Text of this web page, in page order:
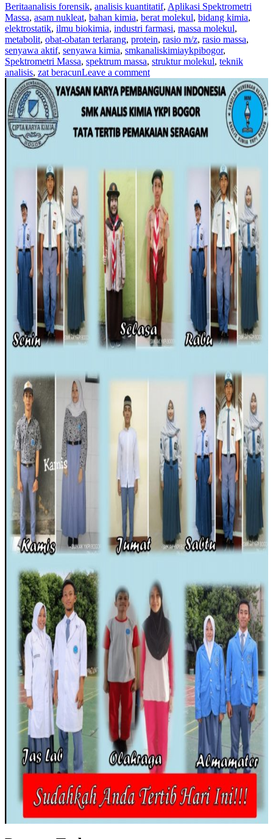
Beritaanalisis forensik, analisis kuantitatif, Aplikasi Spektrometri
Massa, asam nukleat, bahan kimia, berat molekul, bidang kimia,
elektrostatik, ilmu biokimia, industri farmasi, massa molekul,
metabolit, obat-obatan terlarang, protein, rasio m/z, rasio massa,
senyawa aktif, senyawa kimia, smkanaliskimiaykpibogor,
Spektrometri Massa, spektrum massa, struktur molekul, teknik
analisis, zat beracunLeave a comment